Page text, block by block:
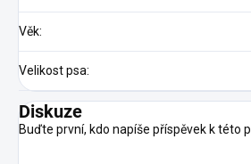
Věk:
Velikost psa:
Diskuze
Buďte první, kdo napíše příspěvek k této